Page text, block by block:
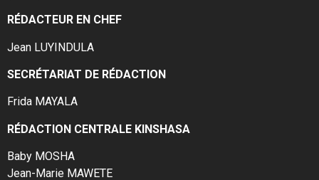
RÉDACTEUR EN CHEF
Jean LUYINDULA
SECRÉTARIAT DE RÉDACTION
Frida MAYALA
RÉDACTION CENTRALE KINSHASA
Baby MOSHA
Jean-Marie MAWETE